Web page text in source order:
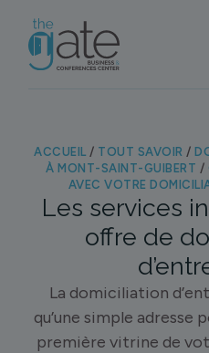
ACCUEIL / TOUT SAVOIR /
À MONT-SAINT-GUIBERT /
AVEC VOTRE
Les services
offre de
La domiciliation
qu’une simple adresse
première vitrine de